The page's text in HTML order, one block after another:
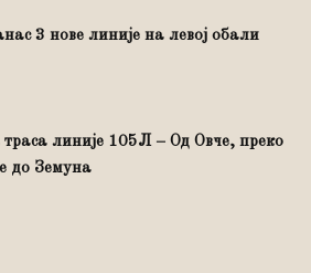
3 нове линије на левој обали
линије 105Л – Од Овче, преко
до Земуна